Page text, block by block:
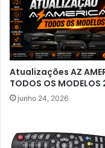
Atualizações AZ
TODOS OS MODELOS
junho 24, 2026